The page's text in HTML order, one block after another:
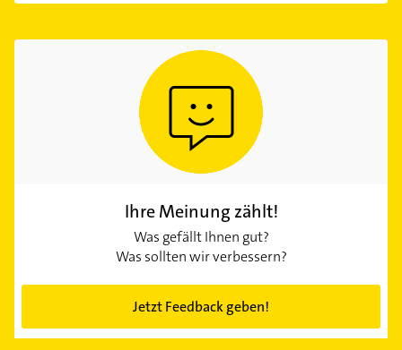
Ihre Meinung zählt!
Was gefällt Ihnen gut?
Was sollten wir verbessern?
Jetzt Feedback geben!